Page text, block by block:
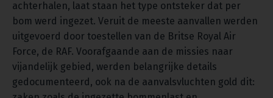
achterhalen, laat staan het type ontsteker dat per
bom werd ingezet. Veruit de meeste aanvallen werden
uitgevoerd door toestellen van de Britse Royal Air
Force, de RAF. Voorafgaande aan de missies naar
vijandelijk gebied, werden belangrijke details
gedocumenteerd, ook na de aanvalsvluchten gold dit: